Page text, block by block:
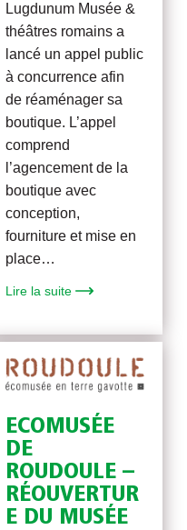
Lugdunum Musée &
théâtres romains a
lancé un appel public
à concurrence afin
de réaménager sa
boutique. L’appel
comprend
l’agencement de la
boutique avec
conception,
fourniture et mise en
place…
Lire la suite
ECOMUSÉE
DE
ROUDOULE –
RÉOUVERTUR
E DU MUSÉE